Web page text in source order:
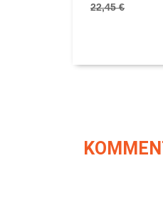
22,45 €